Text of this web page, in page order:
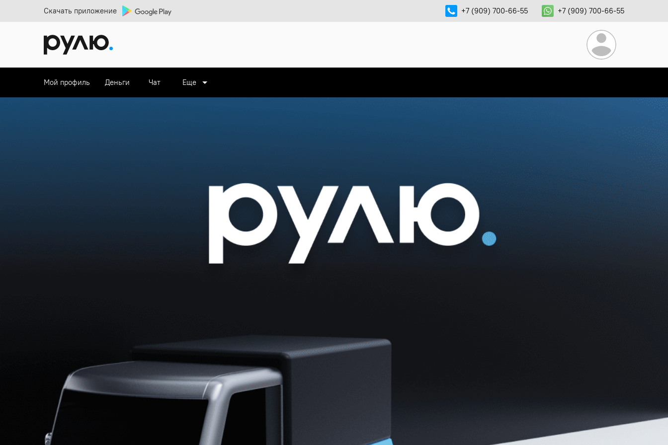
Скачать приложение +7 (909) 700-66-55 +7 (909) 700-66-55
Мой профиль Деньги Чат Еще